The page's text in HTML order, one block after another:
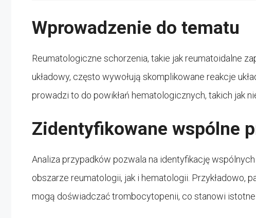
Wprowadzenie do tematu
Reumatologiczne schorzenia, takie jak reumatoidalne
układowy, często wywołują skomplikowane reakcje
prowadzi to do powikłań hematologicznych, takich jak
Zidentyfikowane wspólne
Analiza przypadków pozwala na identyfikację
obszarze reumatologii, jak i hematologii. Przykładowo,
mogą doświadczać trombocytopenii, co stanowi